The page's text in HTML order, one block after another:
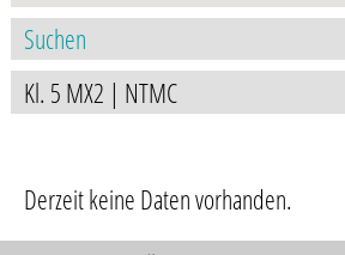
Derzeit keine Daten vorhanden.